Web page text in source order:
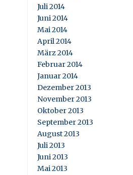
Juli 2014
Juni 2014
Mai 2014
April 2014
März 2014
Februar 2014
Januar 2014
Dezember 2013
November 2013
Oktober 2013
September 2013
August 2013
Juli 2013
Juni 2013
Mai 2013